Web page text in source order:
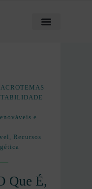
e
, Recursos
Que É,